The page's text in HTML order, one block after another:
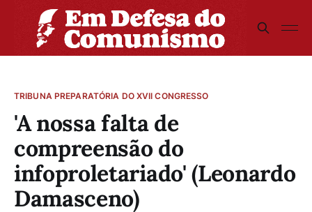
TRIBUNA PREPARATÓRIA DO XVII CONGRESSO
'A nossa falta de
compreensão do
infoproletariado' (Leonardo
Damasceno)